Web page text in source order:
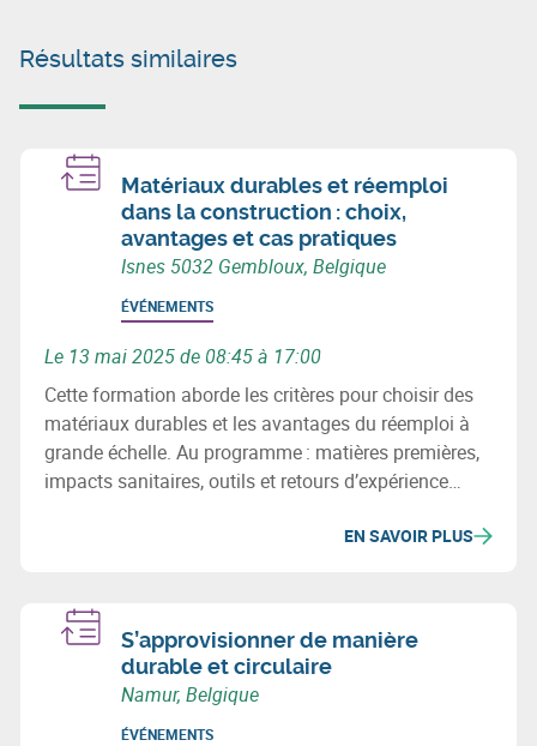
Résultats similaires
Matériaux durables et réemploi
dans la construction : choix,
avantages et cas pratiques
Isnes 5032 Gembloux, Belgique
ÉVÉNEMENTS
Le 13 mai 2025 de 08:45 à 17:00
Cette formation aborde les critères pour choisir des
matériaux durables et les avantages du réemploi à
grande échelle. Au programme : matières premières,
impacts sanitaires, outils et retours d’expérience
EN SAVOIR PLUS
S’approvisionner de manière
durable et circulaire
Namur, Belgique
ÉVÉNEMENTS